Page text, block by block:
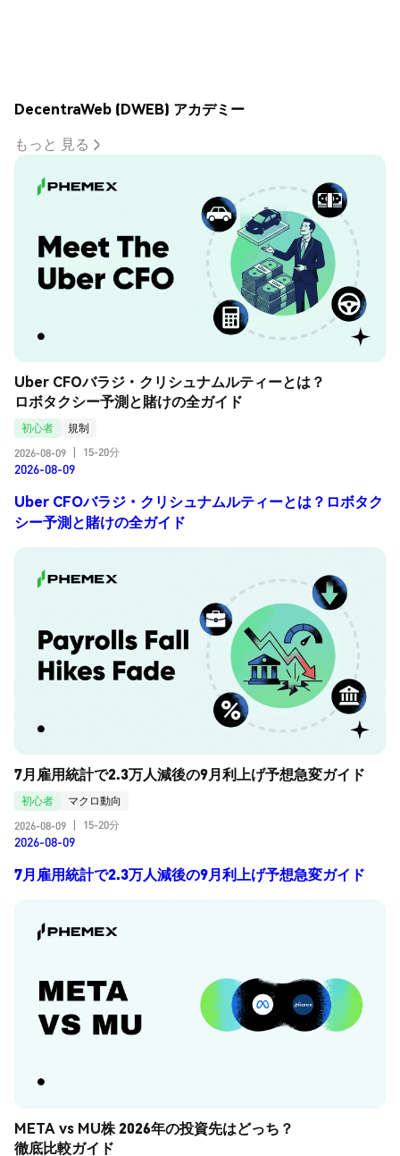
DecentraWeb (DWEB) アカデミー
もっと 見る
Uber CFOバラジ・クリシュナムルティーとは？
ロボタクシー予測と賭けの全ガイド
初心者
規制
2026-08-09
15-20分
2026-08-09
Uber CFOバラジ・クリシュナムルティーとは？ロボタク
シー予測と賭けの全ガイド
7月雇用統計で2.3万人減後の9月利上げ予想急変ガイド
初心者
マクロ動向
2026-08-09
15-20分
2026-08-09
7月雇用統計で2.3万人減後の9月利上げ予想急変ガイド
META vs MU株 2026年の投資先はどっち？
徹底比較ガイド